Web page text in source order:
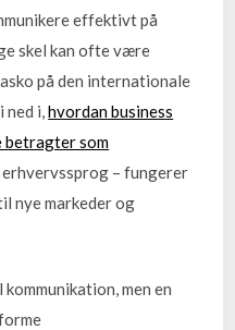
effektivt på
skel kan ofte være
på den internationale
ned i,hvordan business
betragter som
– fungerer
nye markeder og
men en